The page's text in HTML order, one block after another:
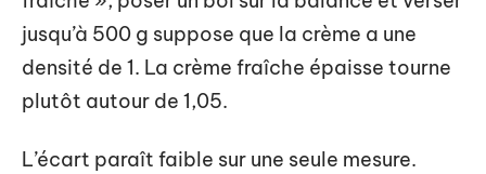
jusqu’à 500 g suppose que la crème a une
densité de 1. La crème fraîche épaisse tourne
plutôt autour de 1,05.
L’écart paraît faible sur une seule mesure.